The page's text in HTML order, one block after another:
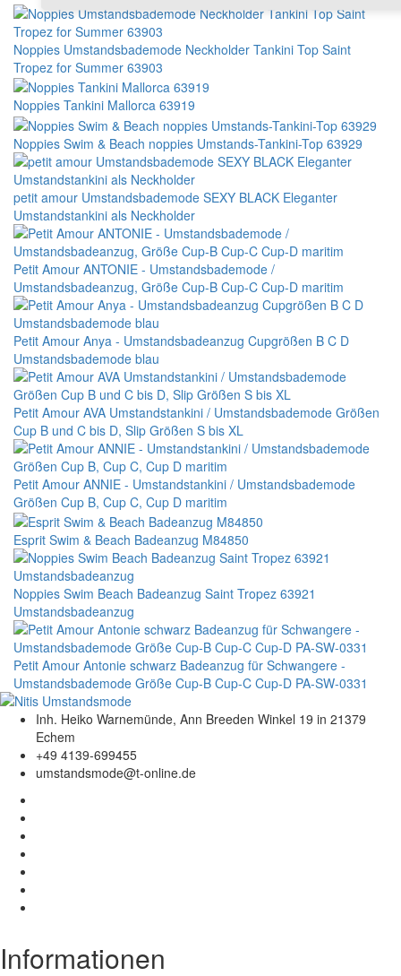
Noppies Umstandsbademode Neckholder Tankini Top Saint
Tropez for Summer 63903
Noppies Tankini Mallorca 63919
Noppies Swim & Beach noppies Umstands-Tankini-Top 63929
petit amour Umstandsbademode SEXY BLACK Eleganter
Umstandstankini als Neckholder
Petit Amour ANTONIE - Umstandsbademode /
Umstandsbadeanzug, Größe Cup-B Cup-C Cup-D maritim
Petit Amour Anya - Umstandsbadeanzug Cupgrößen B C D
Umstandsbademode blau
Petit Amour AVA Umstandstankini / Umstandsbademode Größen
Cup B und C bis D, Slip Größen S bis XL
Petit Amour ANNIE - Umstandstankini / Umstandsbademode
Größen Cup B, Cup C, Cup D maritim
Esprit Swim & Beach Badeanzug M84850
Noppies Swim Beach Badeanzug Saint Tropez 63921
Umstandsbadeanzug
Petit Amour Antonie schwarz Badeanzug für Schwangere -
Umstandsbademode Größe Cup-B Cup-C Cup-D PA-SW-0331
Inh. Heiko Warnemünde, Ann Breeden Winkel 19 in 21379
Echem
+49 4139-699455
umstandsmode@t-online.de
Informationen